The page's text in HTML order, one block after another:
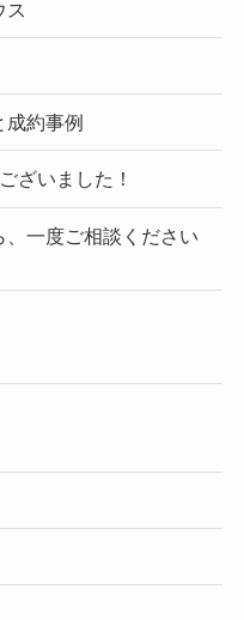
ス
成約事例
ざいました！
一度ご相談ください